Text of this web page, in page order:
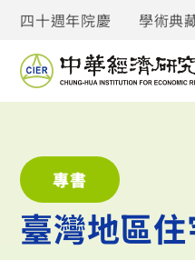
四十週年院慶 學術典
專書
臺灣地區